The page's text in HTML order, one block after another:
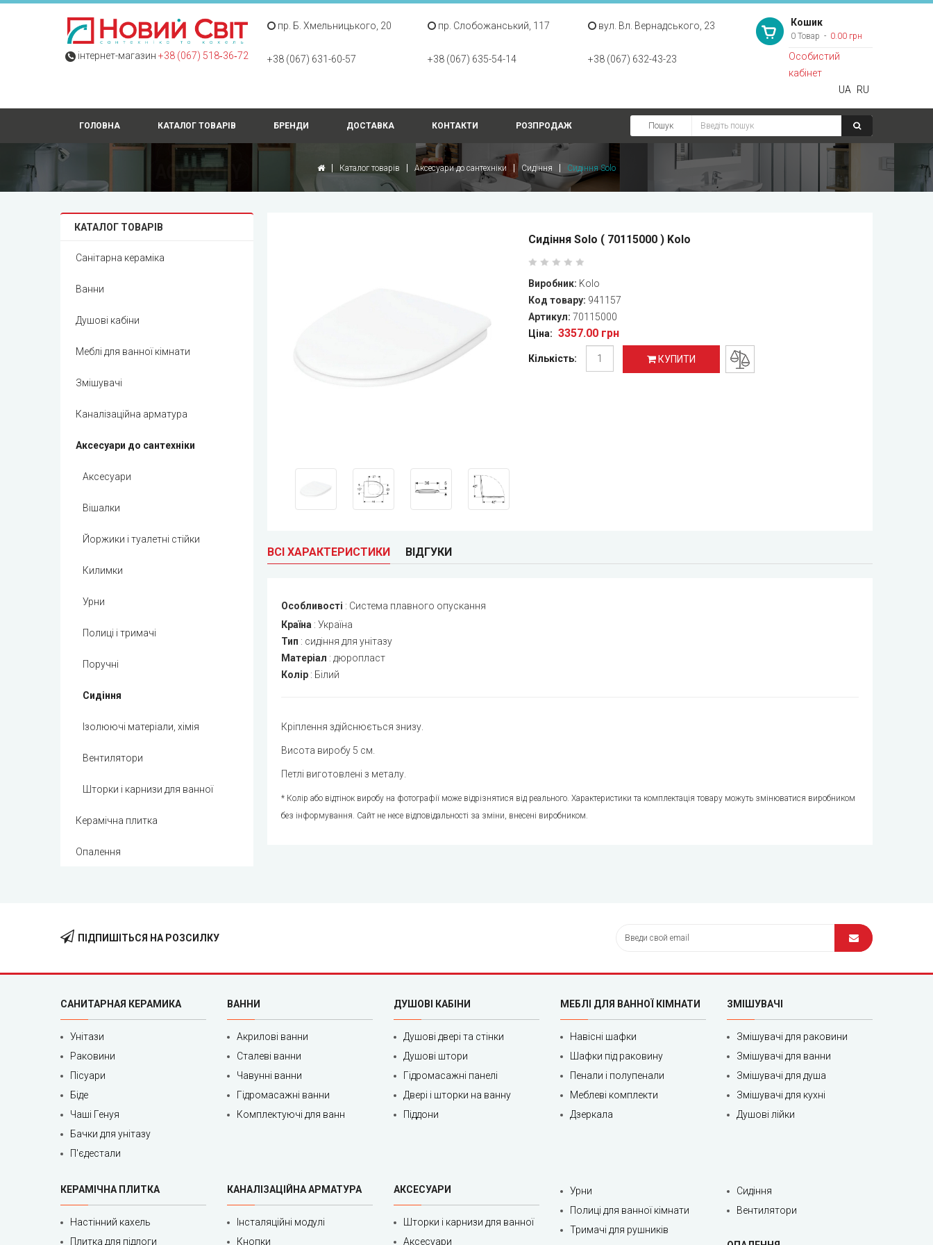
інтернет-магазин +38 (067) 518‑36‑72
пр. Б. Хмельницького, 20
+38 (067) 631-60-57
пр. Слобожанський, 117
+38 (067) 635-54-14
вул. Вл. Вернадського, 23
+38 (067) 632-43-23
Кошик
0 Товар 0.00 грн
Особистий
кабінет
UA
RU
ГОЛОВНА КАТАЛОГ ТОВАРІВ БРЕНДИ ДОСТАВКА КОНТАКТИ РОЗПРОДАЖ Пошук
Каталог товарів Аксесуари до сантехніки Сидіння Сидіння Solo
КАТАЛОГ ТОВАРІВ
Санітарна кераміка
Ванни
Душові кабіни
Меблі для ванної кімнати
Змішувачі
Каналізаційна арматура
Аксесуари до сантехніки
Аксесуари
Вішалки
Йоржики і туалетні стійки
Килимки
Урни
Полиці і тримачі
Поручні
Сидіння
Ізолюючі матеріали, хімія
Вентилятори
Шторки і карнизи для ванної
Керамічна плитка
Опалення
Сидіння Solo ( 70115000 ) Kolo
Виробник: Kolo
Код товару: 941157
Артикул: 70115000
Ціна: 3357.00 грн
Кількість: КУПИТИ
ВСІ ХАРАКТЕРИСТИКИ ВІДГУКИ
Особливості : Система плавного опускання
Країна : Україна
Тип : сидіння для унітазу
Матеріал : дюропласт
Колір : Білий
Кріплення здійснюється знизу.
Висота виробу 5 см.
Петлі виготовлені з металу.
* Колір або відтінок виробу на фотографії може відрізнятися від реального. Характеристики та комплектація товару можуть змінюватися виробником
без інформування. Сайт не несе відповідальності за зміни, внесені виробником.
ПІДПИШІТЬСЯ НА РОЗСИЛКУ
САНИТАРНАЯ КЕРАМИКА
Унітази
Раковини
Пісуари
Біде
Чаші Генуя
Бачки для унітазу
П'єдестали
ВАННИ
Акрилові ванни
Сталеві ванни
Чавунні ванни
Гідромасажні ванни
Комплектуючі для ванн
ДУШОВІ КАБІНИ
Душові двері та стінки
Душові штори
Гідромасажні панелі
Двері і шторки на ванну
Піддони
МЕБЛІ ДЛЯ ВАННОЇ КІМНАТИ
Навісні шафки
Шафки під раковину
Пенали і полупенали
Меблеві комплекти
Дзеркала
ЗМІШУВАЧІ
Змішувачі для раковини
Змішувачі для ванни
Змішувачі для душа
Змішувачі для кухні
Душові лійки
КЕРАМІЧНА ПЛИТКА
Настінний кахель
Плитка для підлоги
КАНАЛІЗАЦІЙНА АРМАТУРА
Інсталяційні модулі
Кнопки
АКСЕСУАРИ
Шторки і карнизи для ванної
Аксесуари
Урни
Полиці для ванної кімнати
Тримачі для рушників
Сидіння
Вентилятори